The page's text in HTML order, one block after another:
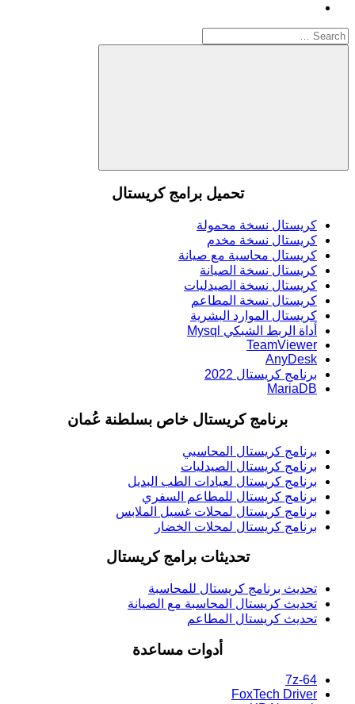
Search
for:
Search
تحميل برامج كريستال
كريستال نسخة محمولة
كريستال نسخة مخدم
كريستال محاسبة مع صيانة
كريستال نسخة الصيانة
كريستال نسخة الصيدليات
كريستال نسخة المطاعم
كريستال الموارد البشرية
أداة الربط الشبكي Mysql
TeamViewer
AnyDesk
برنامج كريستال 2022
MariaDB
برنامج كريستال خاص بسلطنة عُمان
برنامج كريستال المحاسبي
برنامج كريستال الصيدليات
برنامج كريستال لعيادات الطب البديل
برنامج كريستال للمطاعم السفري
برنامج كريستال لمحلات غسيل الملابس
برنامج كريستال لمحلات الخضار
تحديثات برامج كريستال
تحديث برنامج كريستال للمحاسبة
تحديث كريستال المحاسبة مع الصيانة
تحديث كريستال المطاعم
أدوات مساعدة
7z-64
FoxTech Driver